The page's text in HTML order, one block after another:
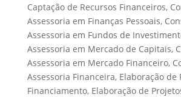
Captação de Recursos Financeiros,
Assessoria em Finanças Pessoais,
Assessoria em Fundos de
Assessoria em Mercado de Capitais,
Assessoria em Mercado Financeiro,
Assessoria Financeira, Elaboração de
Financiamento, Elaboração de